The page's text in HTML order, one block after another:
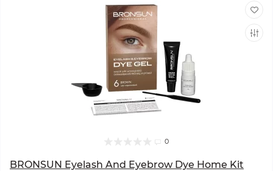
0
BRONSUN Eyelash And Eyebrow Dye Home Kit